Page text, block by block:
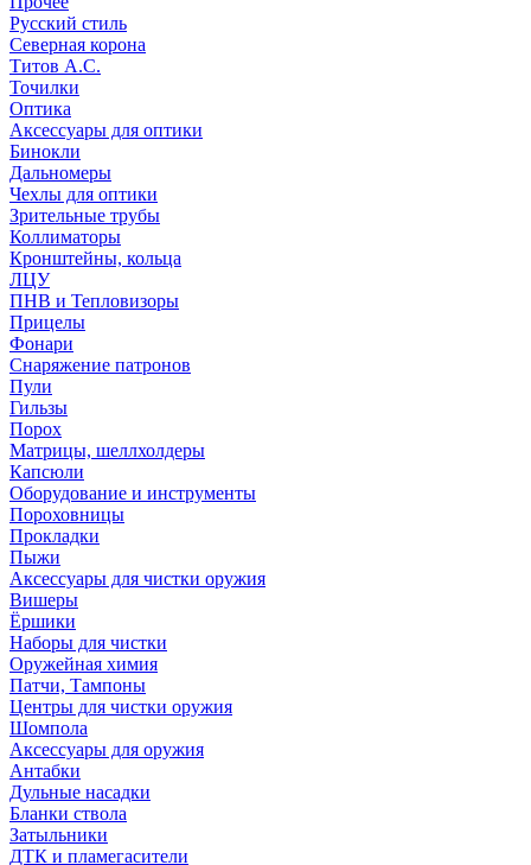
Русский стиль
Северная корона
Титов А.С.
Точилки
Оптика
Аксессуары для оптики
Бинокли
Дальномеры
Чехлы для оптики
Зрительные трубы
Коллиматоры
Кронштейны, кольца
ЛЦУ
ПНВ и Тепловизоры
Прицелы
Фонари
Снаряжение патронов
Пули
Гильзы
Порох
Матрицы, шеллхолдеры
Капсюли
Оборудование и инструменты
Пороховницы
Прокладки
Пыжи
Аксессуары для чистки оружия
Вишеры
Ёршики
Наборы для чистки
Оружейная химия
Патчи, Тампоны
Центры для чистки оружия
Шомпола
Аксессуары для оружия
Антабки
Дульные насадки
Бланки ствола
Затыльники
ДТК и пламегасители